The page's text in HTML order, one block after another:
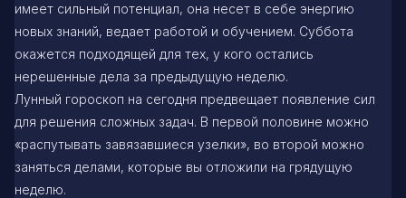
имеет сильный потенциал, она несет в себе энергию
новых знаний, ведает работой и обучением. Суббота
окажется подходящей для тех, у кого остались
нерешенные дела за предыдущую неделю.
Лунный гороскоп на сегодня предвещает появление сил
для решения сложных задач. В первой половине можно
«распутывать завязавшиеся узелки», во второй можно
заняться делами, которые вы отложили на грядущую
неделю.